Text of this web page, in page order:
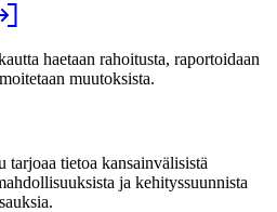
haetaan rahoitusta, raportoidaan
muutoksista.
tietoa kansainvälisistä
ja kehityssuunnista